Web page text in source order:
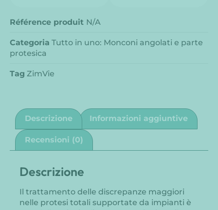
Référence produit N/A
Categoria Tutto in uno: Monconi angolati e parte
protesica
Tag ZimVie
Descrizione Informazioni aggiuntive
Recensioni (0)
Descrizione
Il trattamento delle discrepanze maggiori
nelle protesi totali supportate da impianti è